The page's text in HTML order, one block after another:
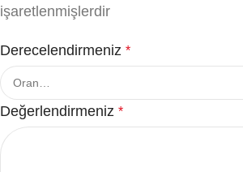
işaretlenmişlerdir
Derecelendirmeniz *
Değerlendirmeniz *